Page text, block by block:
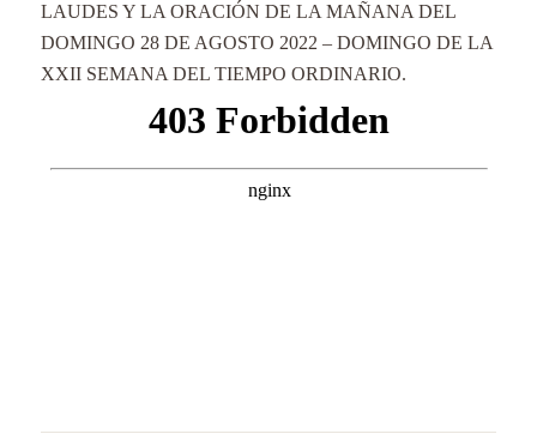
LAUDES Y LA ORACIÓN DE LA MAÑANA DEL
DOMINGO 28 DE AGOSTO 2022 – DOMINGO DE LA
XXII SEMANA DEL TIEMPO ORDINARIO.